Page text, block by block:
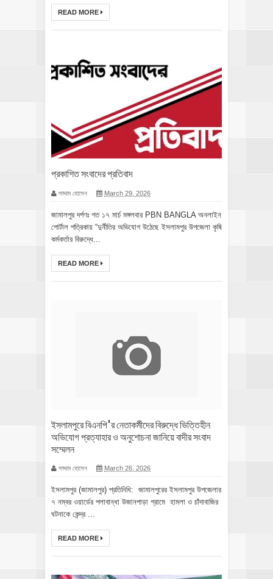
READ MORE
প্রকাশিত সংবাদের প্রতিবাদ
সাদ্দাম হোসেন March 29, 2026
জামালপুর দর্পণঃ গত ১৭ মার্চ মঙ্গলবার PBN BANGLA অনলাইন
পোর্টাল পত্রিকায় “দুর্নীতির অভিযোগ উঠেছে ইসলামপুর উপজেলা কৃষি
কর্মকর্তার বিরুদ্ধে...
READ MORE
ইসলামপুরে বিএনপি'র নেতাকর্মীদের বিরুদ্ধে ভিত্তিহীন
অভিযোগ প্রত্যাহার ও অনুশোচনা জানিয়ে বাদীর সংবাদ
সম্মেলন
সাদ্দাম হোসেন March 26, 2026
ইসলামপুর (জামালপুর) প্রতিনিধি: জামালপুরের ইসলামপুর উপজেলার
৭ নম্বর ওয়ার্ডের পলাবান্ধা উজানপাড়া গ্রামে হামলা ও চাঁদাবাজির
ঘটনাকে কেন্দ্র ...
READ MORE